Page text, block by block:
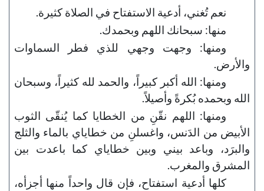
نعم تُغني، أدعية الاستفتاح في الصلاة كثيرة.
منها: سبحانك اللهم وبحمدك.
ومنها: وجهت وجهي للذي فطر السماوات
والأرض.
ومنها: الله أكبر كبيراً، والحمد لله كثيراً، وسبحان
الله وبحمده بُكرةً وأصيلاً.
ومنها: اللهم نقّنِ من الخطايا كما يُنقّى الثوب
الأبيض من الدَنس، واغسلنِ من خطاياي بالماء والثلج
والبرَد، وباعد بيني وبين خطاياي كما باعدت بين
المشرق والمغرب.
كلها أدعية استفتاح، فإن قال واحداً منها أجزأه،